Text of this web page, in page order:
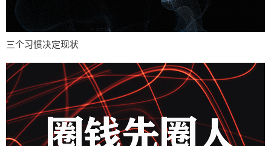
三个习惯决定现状